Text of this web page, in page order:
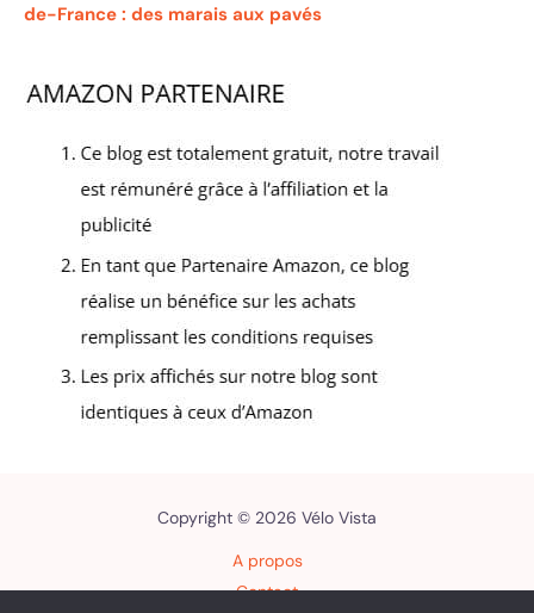
de-France : des marais aux pavés
Copyright © 2026 Vélo Vista
A propos
Contact